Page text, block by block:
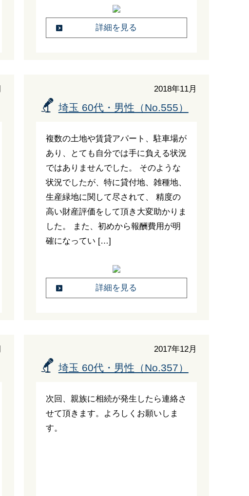
詳細を見る
2018年11月
埼玉 60代・男性（No.555）
複数の土地や賃貸アパート、駐車場が
あり、とても自分では手に負える状況
ではありませんでした。 そのような
状況でしたが、特に貸付地、雑種地、
生産緑地に関して尽されて、 精度の
高い財産評価をして頂き大変助かりま
した。 また、初めから報酬費用が明
確になってい […]
詳細を見る
2017年12月
埼玉 60代・男性（No.357）
次回、親族に相続が発生したら連絡さ
せて頂きます。よろしくお願いしま
す。